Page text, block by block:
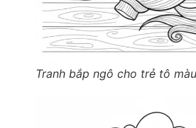
Tranh bắp ngô cho trẻ tô